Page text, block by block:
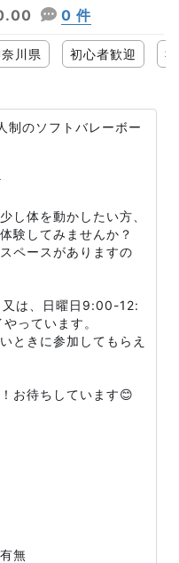
0 件
川県 初心者歓迎
制のソフトバレーボー
し体を動かしたい方、
験してみませんか？
ペースがありますの
は、日曜日9:00-12:
っています。
ときに参加してもらえ
お待ちしています😊
無